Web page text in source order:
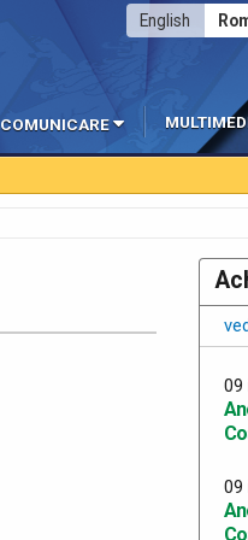
English
COMUNICARE
09
09